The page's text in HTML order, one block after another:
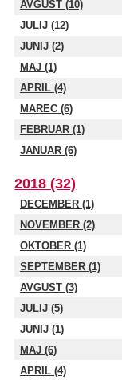
AVGUST (10)
JULIJ (12)
JUNIJ (2)
MAJ (1)
APRIL (4)
MAREC (6)
FEBRUAR (1)
JANUAR (6)
2018 (32)
DECEMBER (1)
NOVEMBER (2)
OKTOBER (1)
SEPTEMBER (1)
AVGUST (3)
JULIJ (5)
JUNIJ (1)
MAJ (6)
APRIL (4)